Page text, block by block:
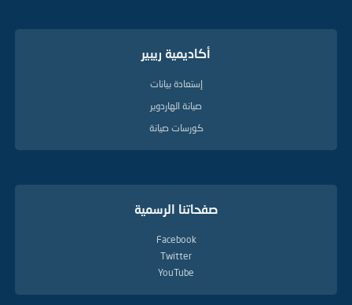
أكاديمية ريبير
إستعادة بيانات
صيانة الهاردوير
كورسات صيانة
صفحاتنا الرسمية
Facebook
Twitter
YouTube